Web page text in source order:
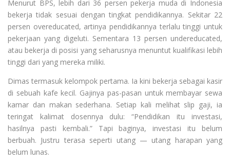
Menurut BPS, lebih dari 36 persen pekerja muda di Indonesia
bekerja tidak sesuai dengan tingkat pendidikannya. Sekitar 22
persen overeducated, artinya pendidikannya terlalu tinggi untuk
pekerjaan yang digeluti. Sementara 13 persen undereducated,
atau bekerja di posisi yang seharusnya menuntut kualifikasi lebih
tinggi dari yang mereka miliki.
Dimas termasuk kelompok pertama. Ia kini bekerja sebagai kasir
di sebuah kafe kecil. Gajinya pas-pasan untuk membayar sewa
kamar dan makan sederhana. Setiap kali melihat slip gaji, ia
teringat kalimat dosennya dulu: “Pendidikan itu investasi,
hasilnya pasti kembali.” Tapi baginya, investasi itu belum
berbuah. Justru terasa seperti utang — utang harapan yang
belum lunas.